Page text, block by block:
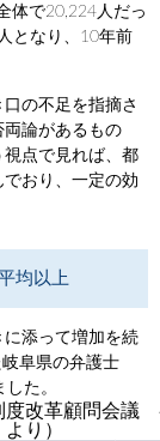
体で20,224人だっ
となり、10年前
の不足を指摘さ
論があるもの
点で見れば、都
おり、一定の効
均以上
添って増加を続
阜県の弁護士
た。
度改革顧問会議
り）